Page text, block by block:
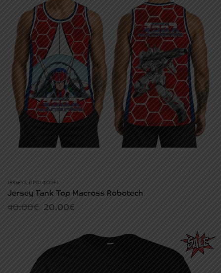
JERSEYS, ΠΡΟΣΦΟΡΈΣ
Jersey Tank Top Macross Robotech
40.00€ Original
40.00€.
20.00€
is: